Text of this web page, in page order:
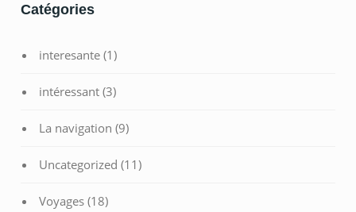
Catégories
interesante (1)
intéressant (3)
La navigation (9)
Uncategorized (11)
Voyages (18)